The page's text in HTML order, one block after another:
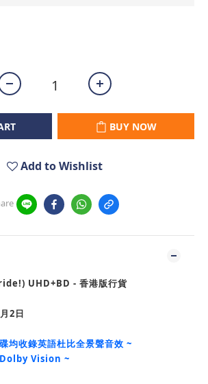
BUY NOW
Add to Wishlist
UHD+BD - 香港版行貨
2日
均收錄英語杜比全景聲音效 ~
Vision ~